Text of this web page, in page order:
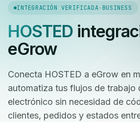
INTEGRACIÓN VERIFICADA· BUSINESS
HOSTED
eGrow
Conecta HOSTED a eGrow en
automatiza tus flujos de trabajo
electrónico sin necesidad de
clientes, pedidos y estados